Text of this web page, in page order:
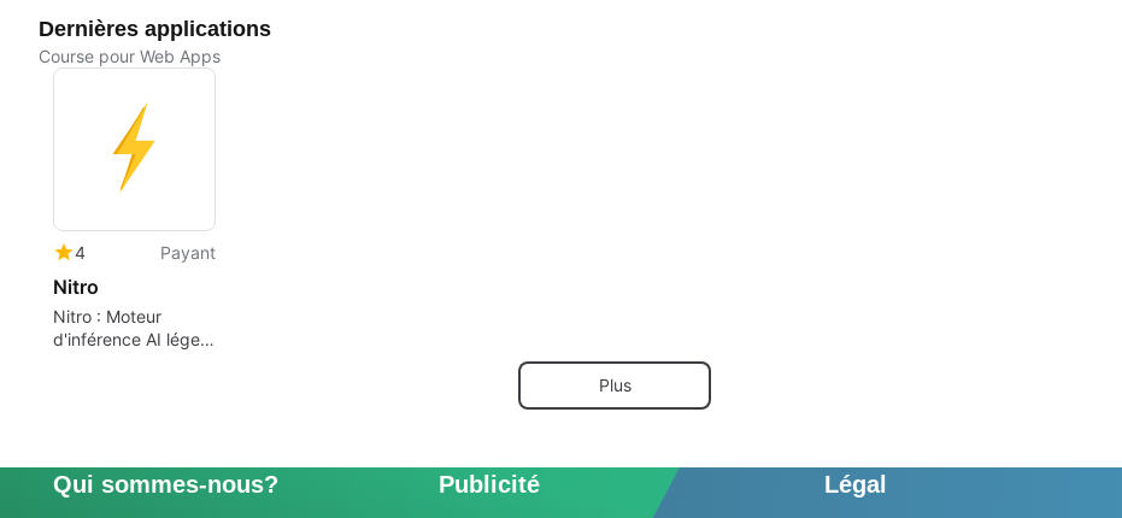
Dernières applications
Course pour Web Apps
4 Payant
Nitro
Nitro : Moteur
d'inférence AI léger
Plus
Qui sommes-nous? Publicité Légal